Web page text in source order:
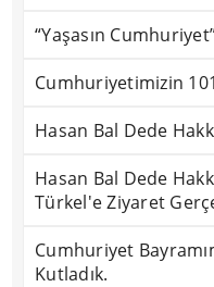
“Yaşasın
Cumhuriyetimizin
Hasan Bal Dede
Hasan Bal Dede
Türkel'e Ziyaret
Cumhuriyet
Kutladık.